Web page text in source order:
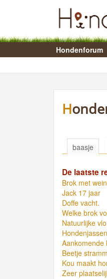
Hondenforum
baasje
De laatste
Brok met
Jack 17 jaar
Doffe vacht.
Welke brok
Natuurlijke
Hondenjassen
Aankomende
Beetje
Kou maakt
Zeer